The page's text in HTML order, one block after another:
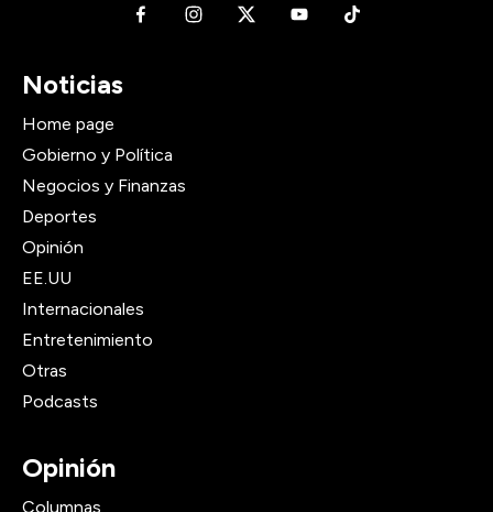
Noticias
Home page
Gobierno y Política
Negocios y Finanzas
Deportes
Opinión
EE.UU
Internacionales
Entretenimiento
Otras
Podcasts
Opinión
Columnas